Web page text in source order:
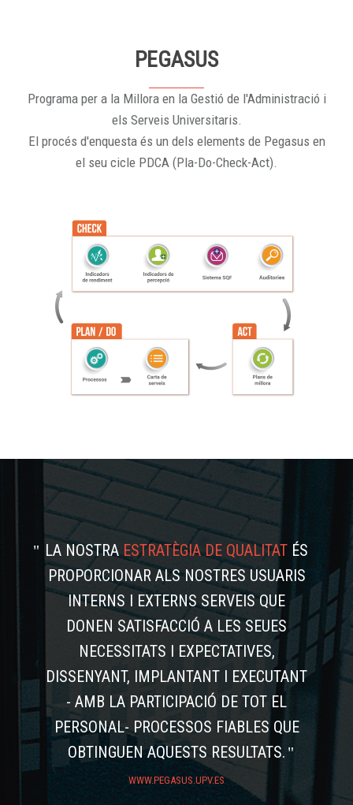
PEGASUS
Programa per a la Millora en la Gestió de l'Administració i
els Serveis Universitaris.
El procés d'enquesta és un dels elements de Pegasus en
el seu cicle PDCA (Pla-Do-Check-Act).
LA NOSTRAESTRATÈGIA DE QUALITAT ÉS
PROPORCIONAR ALS NOSTRES USUARIS
INTERNS I EXTERNS SERVEIS QUE
DONEN SATISFACCIÓ A LES SEUES
NECESSITATS I EXPECTATIVES,
DISSENYANT, IMPLANTANT I EXECUTANT
- AMB LA PARTICIPACIÓ DE TOT EL
PERSONAL- PROCESSOS FIABLES QUE
OBTINGUEN AQUESTS RESULTATS.
WWW.PEGASUS.UPV.ES